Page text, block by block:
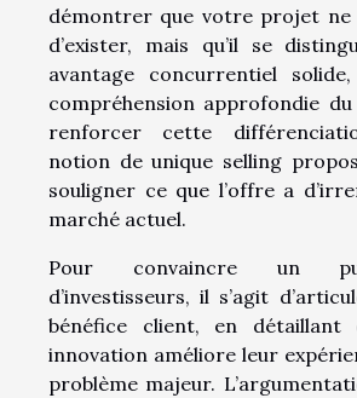
démontrer que votre projet ne
d’exister, mais qu’il se
avantage concurrentiel
compréhension approfondie
renforcer cette
notion de unique selling
souligner ce que l’offre a
marché actuel.
Pour convaincre un
d’investisseurs, il s’agit
bénéfice client, en détaillant
innovation améliore leur
problème majeur.